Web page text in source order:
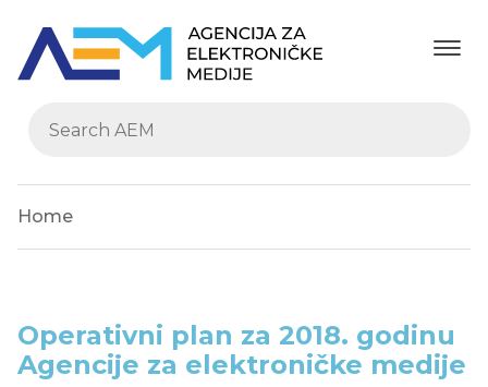
Home
Operativni plan za 2018. godinu
Agencije za elektroničke medije